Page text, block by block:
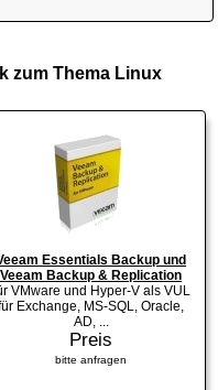
zum Thema Linux
Essentials Backup und
Veeam Backup & Replication
VMware und Hyper-V als VUL
Exchange, MS-SQL, Oracle,
AD, ...
Preis
bitte anfragen